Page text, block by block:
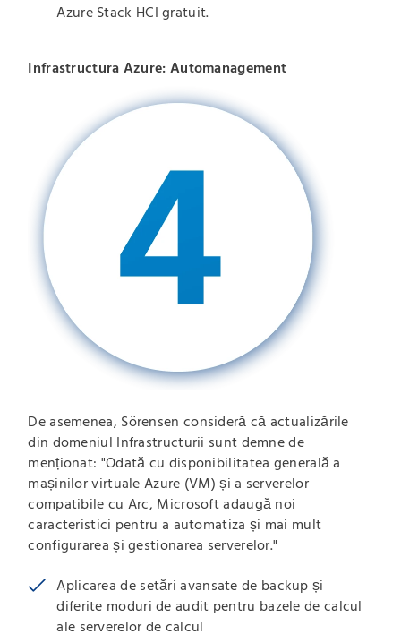
Azure Stack HCI gratuit.
Infrastructura Azure: Automanagement
De asemenea, Sörensen consideră că actualizările
din domeniul Infrastructurii sunt demne de
menționat: "Odată cu disponibilitatea generală a
mașinilor virtuale Azure (VM) și a serverelor
compatibile cu Arc, Microsoft adaugă noi
caracteristici pentru a automatiza și mai mult
configurarea și gestionarea serverelor."
Aplicarea de setări avansate de backup și
diferite moduri de audit pentru bazele de calcul
ale serverelor de calcul